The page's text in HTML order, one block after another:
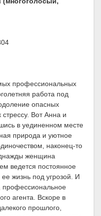
профессиональных
работа под
опасных
Вот Анна и
в уединенном месте
природа и уютное
наконец-то
женщина
ведется постоянное
жизнь под угрозой. И
профессиональное
агента. Вскоре в
прошлого,